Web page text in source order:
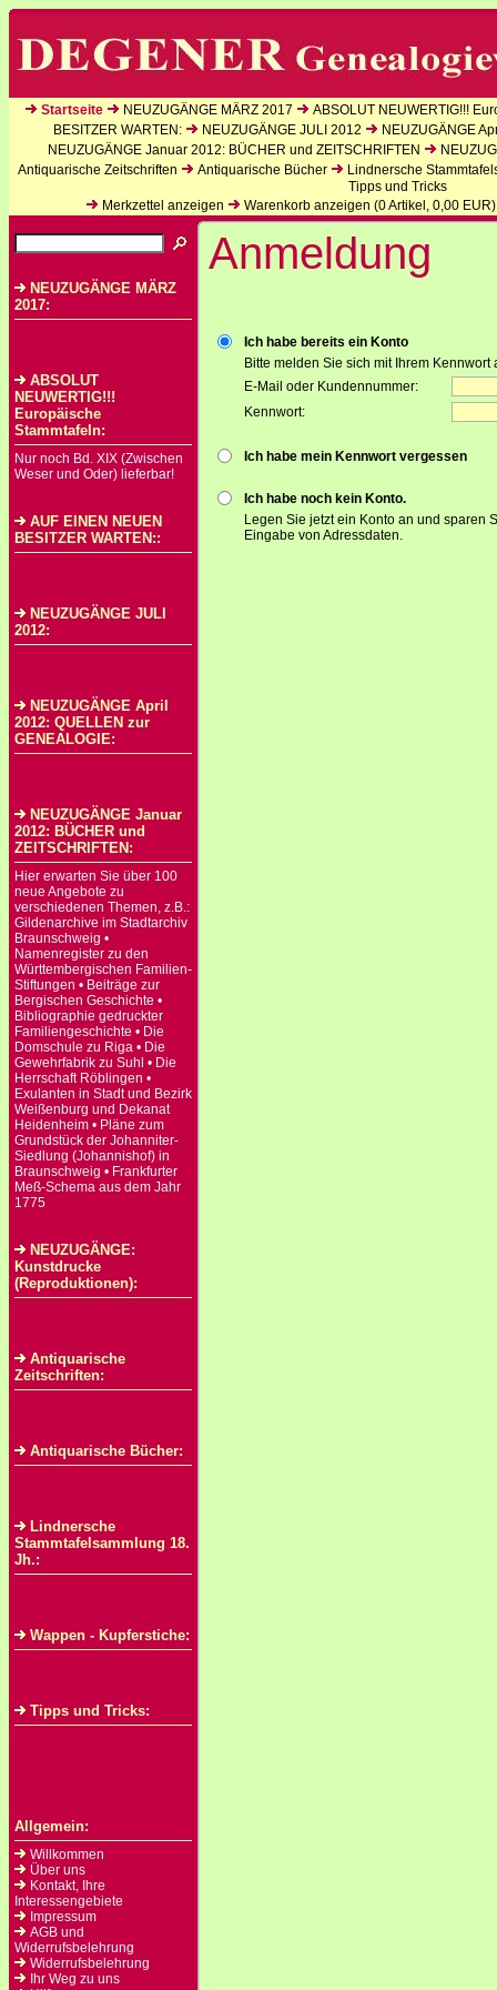
Startseite NEUZUGÄNGE MÄRZ 2017
ABSOLUT NEUWERTIG!!!
BESITZER WARTEN:
NEUZUGÄNGE JULI 2012
NEUZUGÄNGE
NEUZUGÄNGE Januar 2012: BÜCHER und ZEITSCHRIFTEN
Antiquarische Zeitschriften
Antiquarische Bücher
Lindnersche
Tipps und Tricks
Merkzettel anzeigen
Warenkorb anzeigen (0Artikel, 0,00 EUR)
NEUZUGÄNGE MÄRZ
2017:
ABSOLUT
NEUWERTIG!!!
Europäische
Stammtafeln:
Nur noch Bd. XIX (Zwischen
Weser und Oder) lieferbar!
AUF EINEN NEUEN
BESITZER WARTEN::
NEUZUGÄNGE JULI
2012:
NEUZUGÄNGE April
2012: QUELLEN zur
GENEALOGIE:
NEUZUGÄNGE Januar
2012: BÜCHER und
ZEITSCHRIFTEN:
Hier erwarten Sie über 100
neue Angebote zu
verschiedenen Themen, z.B.:
Gildenarchive im Stadtarchiv
Braunschweig •
Namenregister zu den
Württembergischen Familien-
Stiftungen • Beiträge zur
Bergischen Geschichte •
Bibliographie gedruckter
Familiengeschichte • Die
Domschule zu Riga • Die
Gewehrfabrik zu Suhl • Die
Herrschaft Röblingen •
Exulanten in Stadt und Bezirk
Weißenburg und Dekanat
Heidenheim • Pläne zum
Grundstück der Johanniter-
Siedlung (Johannishof) in
Braunschweig • Frankfurter
Meß-Schema aus dem Jahr
1775
NEUZUGÄNGE:
Kunstdrucke
(Reproduktionen):
Antiquarische
Zeitschriften:
Antiquarische Bücher:
Lindnersche
Stammtafelsammlung 18.
Jh.:
Wappen - Kupferstiche:
Tipps und Tricks:
Allgemein:
Willkommen
Über uns
Kontakt, Ihre
Interessengebiete
Impressum
AGB und
Widerrufsbelehrung
Widerrufsbelehrung
Ihr Weg zu uns
Anmeldung
Ich habe bereits ein Konto
Bitte melden Sie sich mit Ihrem Kennwort
E-Mail oder Kundennummer:
Kennwort:
Ich habe mein Kennwort vergessen
Ich habe noch kein Konto.
Legen Sie jetzt ein Konto an und sparen
Eingabe von Adressdaten.